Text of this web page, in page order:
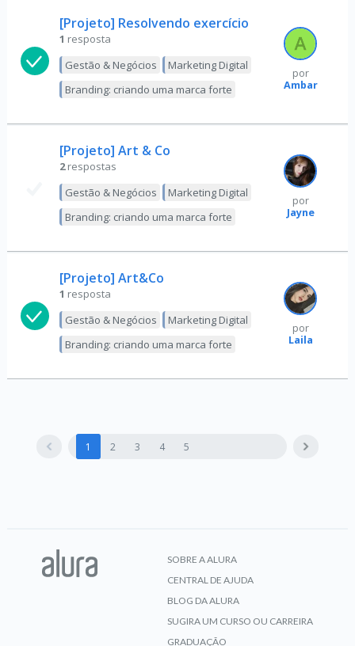
[Projeto] Resolvendo exercício
1 resposta
Gestão & Negócios
Marketing Digital
Branding: criando uma marca forte
por
Ambar
[Projeto] Art & Co
2 respostas
Gestão & Negócios
Marketing Digital
Branding: criando uma marca forte
por
Jayne
[Projeto] Art&Co
1 resposta
Gestão & Negócios
Marketing Digital
Branding: criando uma marca forte
por
Laila
1 2 3 4 5
SOBRE A ALURA
CENTRAL DE AJUDA
BLOG DA ALURA
SUGIRA UM CURSO OU CARREIRA
GRADUAÇÃO